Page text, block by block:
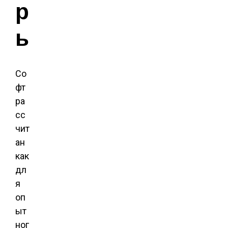
р
ы
Со
фт
ра
сс
чит
ан
как
дл
я
оп
ыт
ног